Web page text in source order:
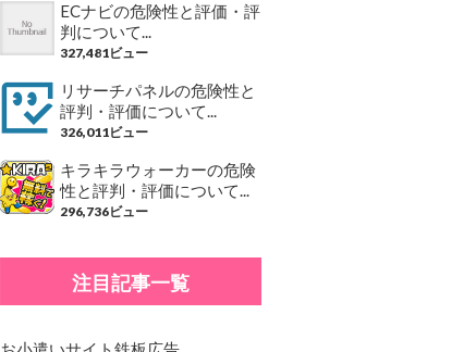
ECナビの危険性と評価・評
判について...
327,481ビュー
リサーチパネルの危険性と
評判・評価について...
326,011ビュー
キラキラウォーカーの危険
性と評判・評価について...
296,736ビュー
注目記事一覧